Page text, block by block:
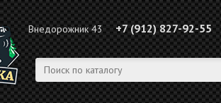
Внедорожник 43 +7 (912) 827-92-55